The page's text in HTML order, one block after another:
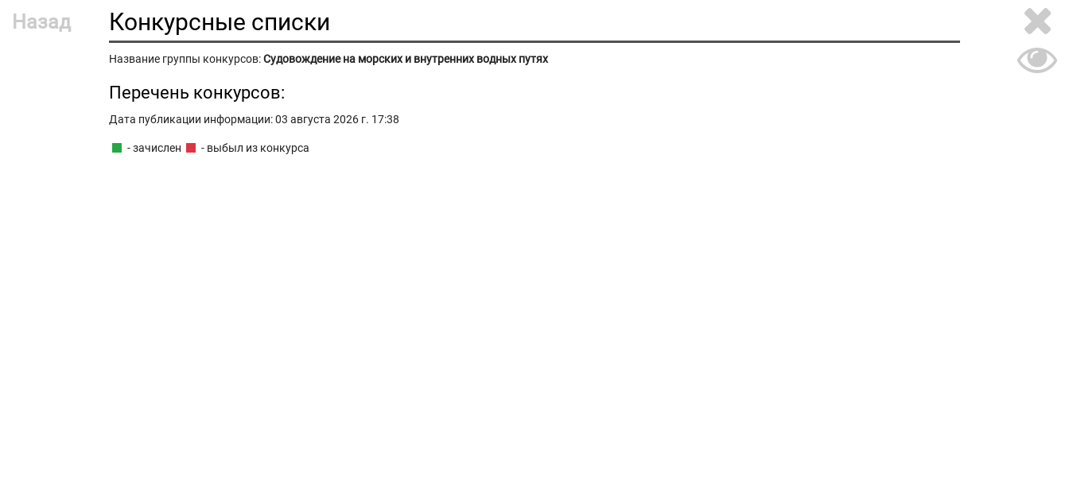
Назад Конкурсные списки
Название группы конкурсов:Судовождение на морских и внутренних водных путях
Перечень конкурсов:
Дата публикации информации: 03 августа 2026 г. 17:38
- зачислен - выбыл из конкурса